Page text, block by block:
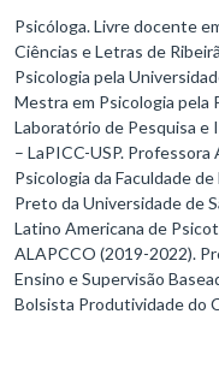
Psicóloga. Livre docente
Ciências e Letras de
Psicologia pela
Mestra em Psicologia pela
Laboratório de Pesquisa
– LaPICC-USP.
Psicologia da Faculdade
Preto da Universidade de
Latino Americana de
ALAPCCO (2019-2022).
Ensino e Supervisão
Bolsista Produtividade do